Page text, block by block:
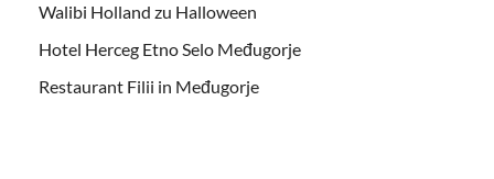
Walibi Holland zu Halloween
Hotel Herceg Etno Selo Međugorje
Restaurant Filii in Međugorje